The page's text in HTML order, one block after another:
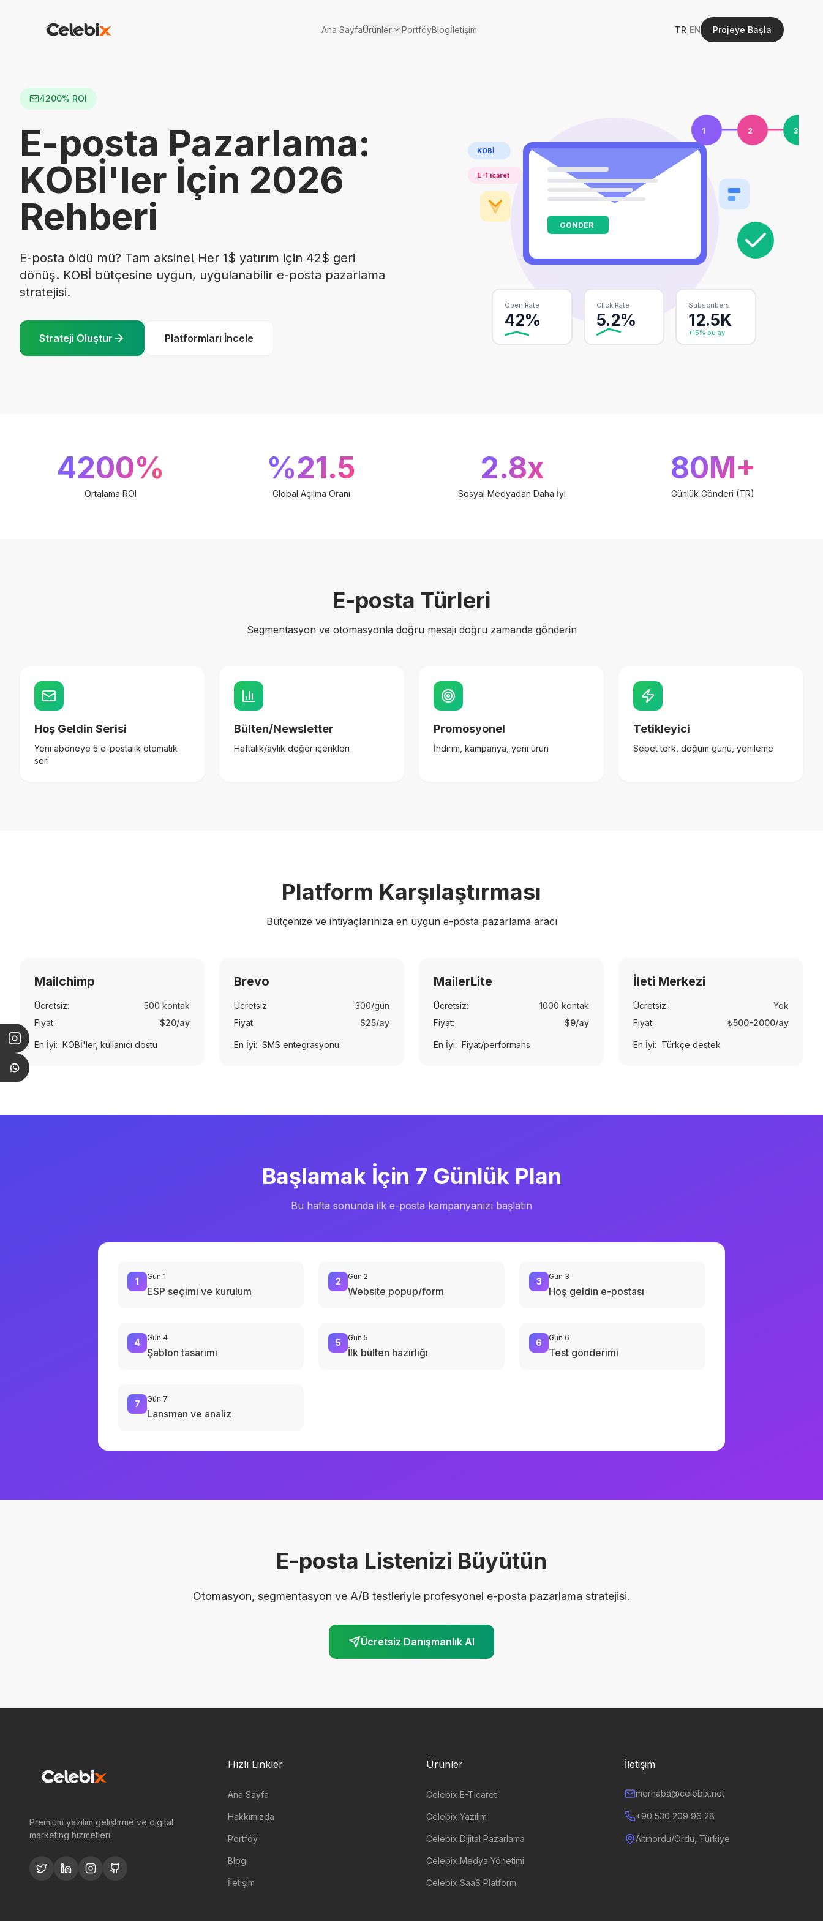
Ana SayfaÜrünler PortföyBlogİletişim TR EN Projeye Başla
4200% ROI
E-posta Pazarlama:
KOBİ'ler İçin 2026
Rehberi
E-posta öldü mü? Tam aksine! Her 1$ yatırım için 42$ geri
dönüş. KOBİ bütçesine uygun, uygulanabilir e-posta pazarlama
stratejisi.
Strateji Oluştur Platformları İncele
GÖNDER
Open Rate
42%
Click Rate
5.2%
Subscribers
12.5K
+15% bu ay
1 2 3
KOBİ
E-Ticaret
4200%
Ortalama ROI
%21.5
Global Açılma Oranı
2.8x
Sosyal Medyadan Daha İyi
80M+
Günlük Gönderi (TR)
E-posta Türleri
Segmentasyon ve otomasyonla doğru mesajı doğru zamanda gönderin
Hoş Geldin Serisi
Yeni aboneye 5 e-postalık otomatik
seri
Bülten/Newsletter
Haftalık/aylık değer içerikleri
Promosyonel
İndirim, kampanya, yeni ürün
Tetikleyici
Sepet terk, doğum günü, yenileme
Platform Karşılaştırması
Bütçenize ve ihtiyaçlarınıza en uygun e-posta pazarlama aracı
Mailchimp
Ücretsiz:
500 kontak
Fiyat:
$20/ay
En İyi: KOBİ'ler, kullanıcı dostu
Brevo
Ücretsiz:
300/gün
Fiyat:
$25/ay
En İyi: SMS entegrasyonu
MailerLite
Ücretsiz:
1000 kontak
Fiyat:
$9/ay
En İyi: Fiyat/performans
İleti Merkezi
Ücretsiz:
Yok
Fiyat:
₺500-2000/ay
En İyi: Türkçe destek
Başlamak İçin 7 Günlük Plan
Bu hafta sonunda ilk e-posta kampanyanızı başlatın
1 Gün 1
ESP seçimi ve kurulum
2 Gün 2
Website popup/form
3 Gün 3
Hoş geldin e-postası
4 Gün 4
Şablon tasarımı
5 Gün 5
İlk bülten hazırlığı
6 Gün 6
Test gönderimi
7 Gün 7
Lansman ve analiz
E-posta Listenizi Büyütün
Otomasyon, segmentasyon ve A/B testleriyle profesyonel e-posta pazarlama stratejisi.
Ücretsiz Danışmanlık Al
Premium yazılım geliştirme ve digital
marketing hizmetleri.
Hızlı Linkler
Ana Sayfa
Hakkımızda
Portföy
Blog
İletişim
Ürünler
Celebix E-Ticaret
Celebix Yazılım
Celebix Dijital Pazarlama
Celebix Medya Yönetimi
Celebix SaaS Platform
İletişim
merhaba@celebix.net
+90 530 209 96 28
Altınordu/Ordu, Türkiye